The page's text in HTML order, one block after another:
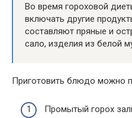
Во время гороховой
включать другие
составляют пряные и
сало, изделия из белой
Приготовить блюдо можно
Промытый горох